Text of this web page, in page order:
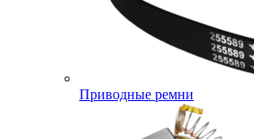
Приводные ремни